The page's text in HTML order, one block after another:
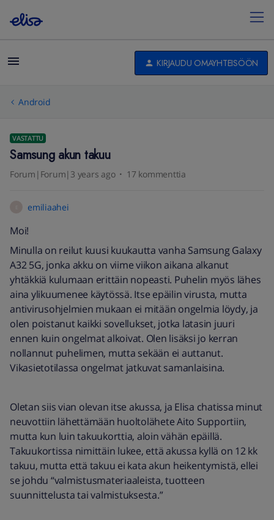
KIRJAUDU OMAYHTEISÖÖN
Android
VASTATTU
Samsung akun takuu
Forum|Forum|3 years ago 17 kommenttia
emiliaahei
Moi!
Minulla on reilut kuusi kuukautta vanha Samsung Galaxy
A32 5G, jonka akku on viime viikon aikana alkanut
yhtäkkiä kulumaan erittäin nopeasti. Puhelin myös lähes
aina ylikuumenee käytössä. Itse epäilin virusta, mutta
antivirusohjelmien mukaan ei mitään ongelmia löydy, ja
olen poistanut kaikki sovellukset, jotka latasin juuri
ennen kuin ongelmat alkoivat. Olen lisäksi jo kerran
nollannut puhelimen, mutta sekään ei auttanut.
Vikasietotilassa ongelmat jatkuvat samanlaisina.
Oletan siis vian olevan itse akussa, ja Elisa chatissa minut
neuvottiin lähettämään huoltolähete Aito Supportiin,
mutta kun luin takuukorttia, aloin vähän epäillä.
Takuukortissa nimittäin lukee, että akussa kyllä on 12 kk
takuu, mutta että takuu ei kata akun heikentymistä, ellei
se johdu “valmistusmateriaaleista, tuotteen
suunnittelusta tai valmistuksesta.”